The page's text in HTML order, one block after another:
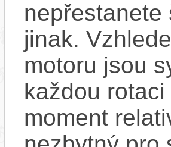
jinak.
motoru jsou
každou
moment